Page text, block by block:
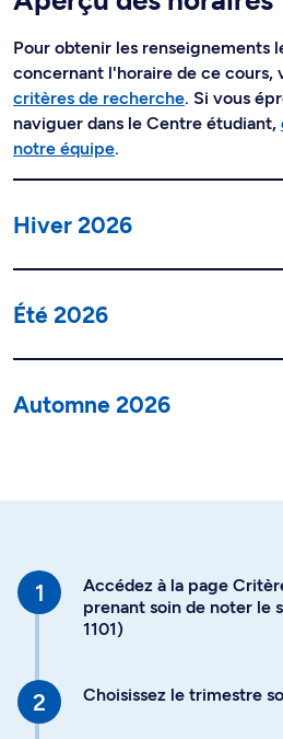
Pour obtenir les renseignements
concernant l'horaire de ce cours,
critères de recherche. Si vous
naviguer dans le Centre étudiant,
notre équipe.
Hiver 2026
Été 2026
Automne 2026
Accédez à la page
prenant soin de noter le
1101)
Choisissez le trimestre